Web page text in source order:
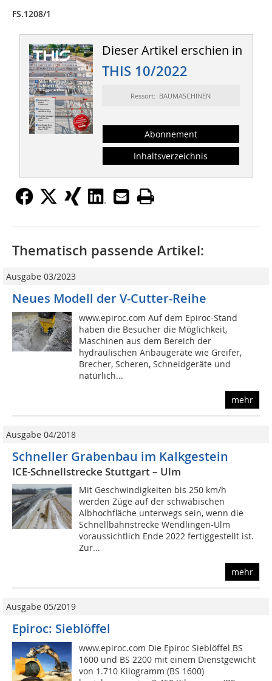
FS.1208/1
Dieser Artikel erschien in
THIS 10/2022
Ressort: BAUMASCHINEN
Abonnement
Inhaltsverzeichnis
Thematisch passende Artikel:
Ausgabe 03/2023
Neues Modell der V-Cutter-Reihe
www.epiroc.com Auf dem Epiroc-Stand
haben die Besucher die Möglichkeit,
Maschinen aus dem Bereich der
hydraulischen Anbaugeräte wie Greifer,
Brecher, Scheren, Schneidgeräte und
natürlich...
mehr
Ausgabe 04/2018
Schneller Grabenbau im Kalkgestein
ICE-Schnellstrecke Stuttgart – Ulm
Mit Geschwindigkeiten bis 250 km/h
werden Züge auf der schwäbischen
Albhochfläche unterwegs sein, wenn die
Schnellbahnstrecke Wendlingen-Ulm
voraussichtlich Ende 2022 fertiggestellt ist.
Zur...
mehr
Ausgabe 05/2019
Epiroc: Sieblöffel
www.epiroc.com Die Epiroc Sieblöffel BS
1600 und BS 2200 mit einem Dienstgewicht
von 1.710 Kilogramm (BS 1600)